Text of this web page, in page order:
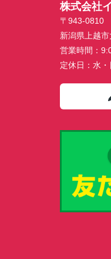
株式会社
〒943-0810
新潟県上越
営業時間：
定休日： 水・